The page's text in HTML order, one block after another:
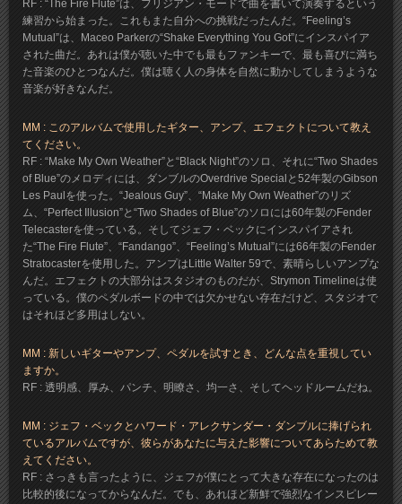
RF : “The Fire Flute”は、フリジアン・モードで曲を書いて演奏するという
練習から始まった。これもまた自分への挑戦だったんだ。“Feeling’s
Mutual”は、Maceo Parkerの“Shake Everything You Got”にインスパイア
された曲だ。あれは僕が聴いた中でも最もファンキーで、最も喜びに満ち
た音楽のひとつなんだ。僕は聴く人の身体を自然に動かしてしまうような
音楽が好きなんだ。
MM : このアルバムで使用したギター、アンプ、エフェクトについて教え
てください。
RF : “Make My Own Weather”と“Black Night”のソロ、それに“Two Shades
of Blue”のメロディには、ダンブルのOverdrive Specialと52年製のGibson
Les Paulを使った。“Jealous Guy”、“Make My Own Weather”のリズ
ム、“Perfect Illusion”と“Two Shades of Blue”のソロには60年製のFender
Telecasterを使っている。そしてジェフ・ベックにインスパイアされ
た“The Fire Flute”、“Fandango”、“Feeling’s Mutual”には66年製のFender
Stratocasterを使用した。アンプはLittle Walter 59で、素晴らしいアンプな
んだ。エフェクトの大部分はスタジオのものだが、Strymon Timelineは使
っている。僕のペダルボードの中では欠かせない存在だけど、スタジオで
はそれほど多用はしない。
MM : 新しいギターやアンプ、ペダルを試すとき、どんな点を重視してい
ますか。
RF : 透明感、厚み、パンチ、明瞭さ、均一さ、そしてヘッドルームだね。
MM : ジェフ・ベックとハワード・アレクサンダー・ダンブルに捧げられ
ているアルバムですが、彼らがあなたに与えた影響についてあらためて教
えてください。
RF : さっきも言ったように、ジェフが僕にとって大きな存在になったのは
比較的後になってからなんだ。でも、あれほど新鮮で強烈なインスピレー